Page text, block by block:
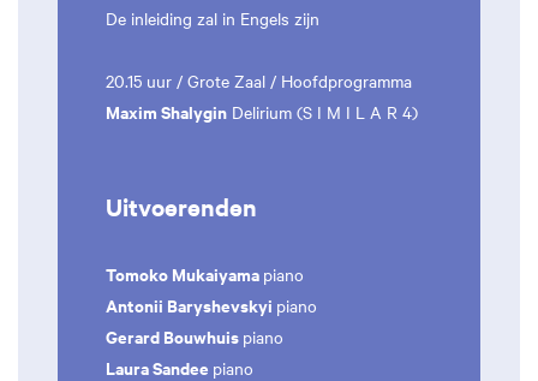
De inleiding zal in Engels zijn
20.15 uur / Grote Zaal / Hoofdprogramma
Maxim Shalygin Delirium (S I M I L A R 4)
Uitvoerenden
Tomoko Mukaiyama piano
Antonii Baryshevskyi piano
Gerard Bouwhuis piano
Laura Sandee piano